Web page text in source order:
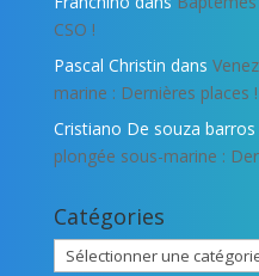
CSO !
Pascal Christin dans
marine : Dernières places !
Cristiano De souza barros
plongée sous-marine :
Catégories
Catégories